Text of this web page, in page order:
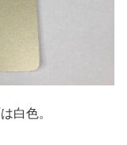
白色。